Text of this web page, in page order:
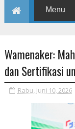
Wamenaker:
dan Sertifikasi
Rabu, Juni 10, 2026